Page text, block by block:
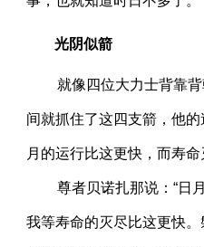
光阴似箭
就像四位大力士背靠
间就抓住了这四支箭，他
月的运行比这更快，而寿命
尊者贝诺扎那说：“日
我等寿命的灭尽比这更快